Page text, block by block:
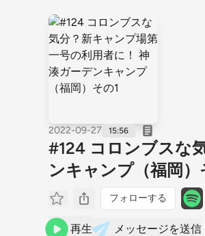
2022-09-27 15:56
#124 コロンブスな
ンキャンプ（福岡）
フォローする
再生 メッセージを送信